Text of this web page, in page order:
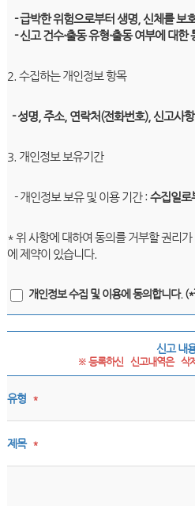
- 급박한 위험으로부터 생명, 신체를 보
- 신고 건수·출동 유형·출동 여부에 대한
2. 수집하는 개인정보 항목
- 성명, 주소, 연락처(전화번호), 신고사항
3. 개인정보 보유기간
- 개인정보 보유 및 이용 기간 : 수집일로
* 위 사항에 대하여 동의를 거부할 권리
에 제약이 있습니다.
개인정보 수집 및 이용에 동의합니다.
신고 내
※ 등록하신   신고내역은   삭
유형 *
제목 *